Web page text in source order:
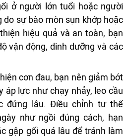
ở người lớn tuổi hoặc người
sự bào mòn sụn khớp hoặc
hiệu quả và an toàn, bạn
vận động, dinh dưỡng và các
cơn đau, bạn nên giảm bớt
áp lực như chạy nhảy, leo cầu
đứng lâu. Điều chỉnh tư thế
như ngồi đúng cách, hạn
gập gối quá lâu để tránh làm